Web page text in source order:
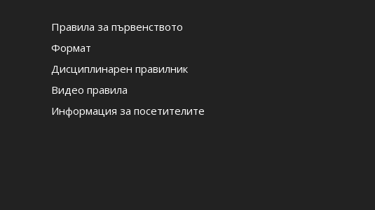
Правила за първенството
Формат
Дисциплинарен правилник
Видео правила
Информация за посетителите